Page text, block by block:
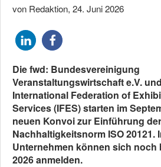
von Redaktion, 24. Juni 2026
Die fwd: Bundesvereinigung
Veranstaltungswirtschaft e.V.
International Federation of
Services (IFES) starten im
neuen Konvoi zur Einführung der
Nachhaltigkeitsnorm ISO 20121.
Unternehmen können sich noch
2026 anmelden.